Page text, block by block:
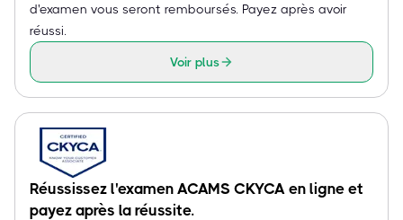
d'examen vous seront remboursés. Payez après avoir
réussi.
Voir plus
Réussissez l'examen ACAMS CKYCA en ligne et
payez après la réussite.